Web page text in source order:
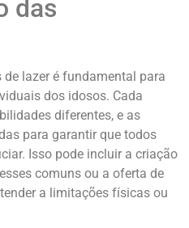
das
lazer é fundamental para
dos idosos. Cada
diferentes, e as
para garantir que todos
Isso pode incluir a criação
comuns ou a oferta de
a limitações físicas ou